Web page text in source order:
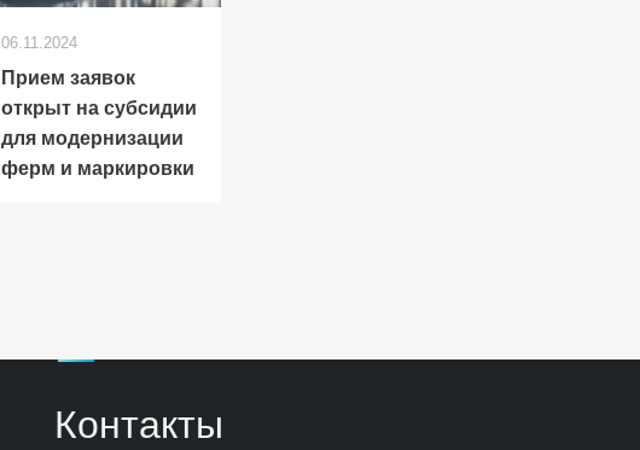
06.11.2024
Прием заявок
открыт на субсидии
для модернизации
ферм и маркировки
Контакты